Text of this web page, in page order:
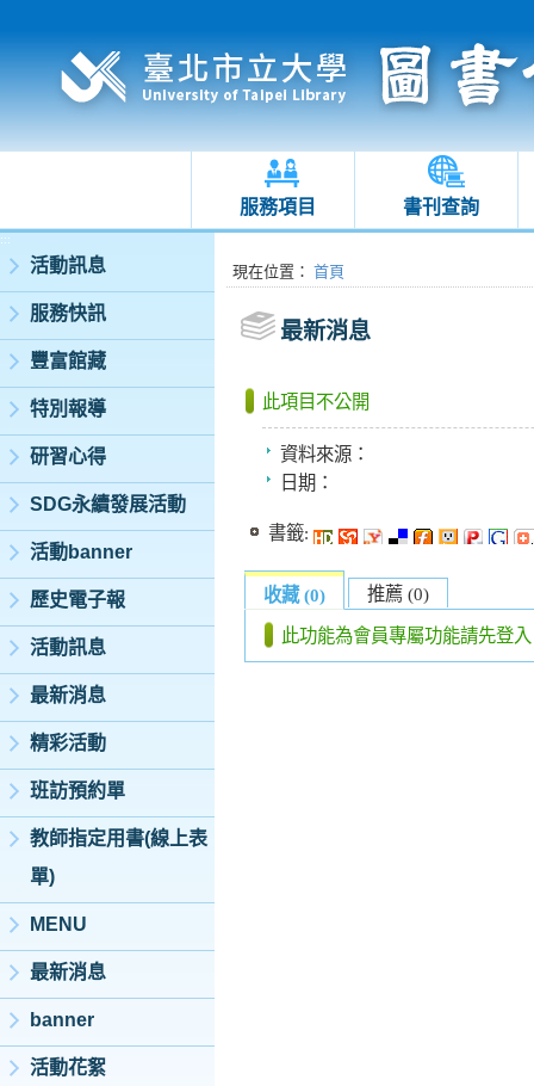
服務項目 書刊查詢
:::
活動訊息
服務快訊
豐富館藏
特別報導
研習心得
SDG永續發展活動
活動banner
歷史電子報
活動訊息
最新消息
精彩活動
班訪預約單
教師指定用書(線上表
單)
MENU
最新消息
banner
活動花絮
:::現在位置 ： 首頁
最新消息
此項目不公開
資料來源：
日期：
書籤:
收藏 (0) 推薦 (0)
此功能為會員專屬功能請先登入